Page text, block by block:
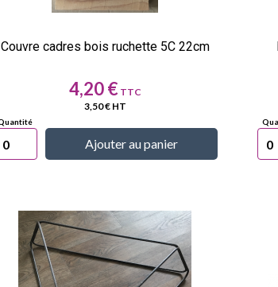
Couvre cadres bois ruchette 5C 22cm
Prix
4,20 €
3,50 € HT
Ajouter au panier